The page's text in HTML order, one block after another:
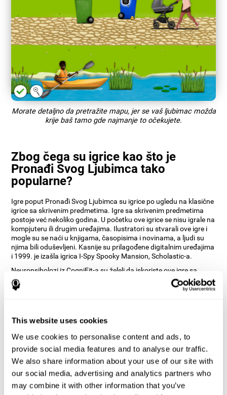
This website uses cookies
We use cookies to personalise content and ads, to
provide social media features and to analyse our traffic.
We also share information about your use of our site with
our social media, advertising and analytics partners who
may combine it with other information that you’ve
Morate detaljno da pretražite mapu, jer se vaš ljubimac možda
krije baš tamo gde najmanje to očekujete.
Zbog čega su igrice kao što je
Pronađi Svog Ljubimca tako
popularne?
Igre poput Pronađi Svog Ljubimca su igrice po ugledu na klasične
igrice sa skrivenim predmetima. Igre sa skrivenim predmetima
postoje već nekoliko godina. U početku ove igrice se nisu igrale na
kompjuteru ili drugim uređajima. Ilustratori su stvarali ove igre i
mogle su se naći u knjigama, časopisima i novinama, a ljudi su
njima bili oduševljeni. Kasnije su prilagođene digitalnim uređajima
i 1999. je izašla igrica I-Spy Spooky Mansion, Scholastic-a.
Neuropsiholozi iz CogniFit-a su želeli da iskoriste ove igre sa
skrivenim predmetima i da ih prilagode treningu auditivne
percepcije. Želeli su igricu koja korisnicima pruža mogućnost da
Ljubimca možete da trenirate svoju percepciju okoline i veštine
koje zahtevaju upotrebu čula sluha, a da istovremeno uživate.
Kako igrica za mozak "Pronađi Svog
Ljubimca" može da poboljša vaše
kognitivne veštine?
Trening uz igricu za mozak Pronađi Svog Ljubimca stimuliše